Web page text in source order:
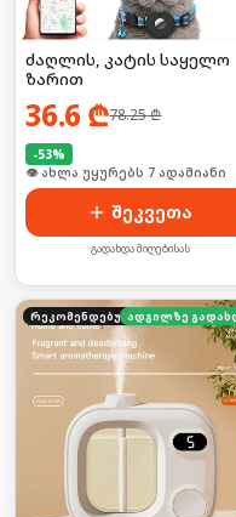
ძაღლის, კატის საყელო
ზარით
36.6 ₾78.25₾
-53%
🛒 ბოლო 24სთ-ში იყიდა 7-მა
შეკვეთა
გადახდა მიღებისას
რეკომენდებულიადგილზე